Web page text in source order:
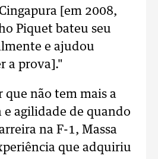
[em 2008,
Piquet bateu seu
e ajudou
a prova]."
que não tem mais a
e agilidade de quando
na F-1, Massa
que adquiriu